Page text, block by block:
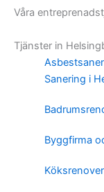
Våra
Tjänster in
Sanering i
Byggfirma